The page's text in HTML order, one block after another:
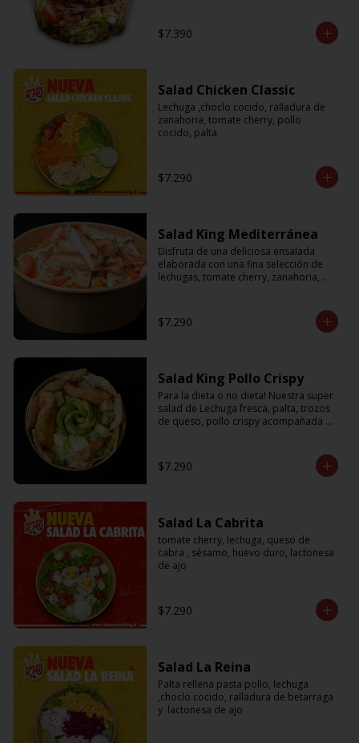
proteína que más te guste.
$7.390
Salad Chicken Classic
Lechuga ,choclo cocido, ralladura de
zanahoria, tomate cherry, pollo
cocido, palta
$7.290
Salad King Mediterránea
Disfruta de una deliciosa ensalada
elaborada con una fina selección de
lechugas, tomate cherry, zanahoria,
$7.290
Salad King Pollo Crispy
Para la dieta o no dieta! Nuestra super
salad de Lechuga fresca, palta, trozos
de queso, pollo crispy acompañada
$7.290
Salad La Cabrita
tomate cherry, lechuga, queso de
cabra , sésamo, huevo duro, lactonesa
de ajo
$7.290
Salad La Reina
Palta rellena pasta pollo, lechuga
,choclo cocido, ralladura de betarraga
y  lactonesa de ajo